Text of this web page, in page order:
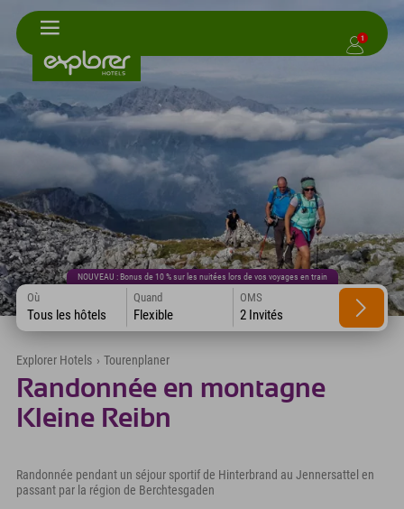
1
NOUVEAU : Bonus de 10 % sur les nuitées lors de vos voyages en train
Où
Tous les hôtels
Quand
Flexible
OMS
2 Invités
Explorer Hotels › Tourenplaner
Randonnée en montagne
Kleine Reibn
Randonnée pendant un séjour sportif de Hinterbrand au Jennersattel en
passant par la région de Berchtesgaden